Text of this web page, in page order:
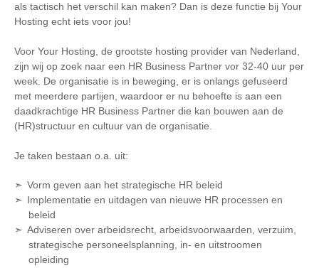
als tactisch het verschil kan maken? Dan is deze functie bij Your
Hosting echt iets voor jou!
Voor Your Hosting, de grootste hosting provider van Nederland,
zijn wij op zoek naar een HR Business Partner vor 32-40 uur per
week. De organisatie is in beweging, er is onlangs gefuseerd
met meerdere partijen, waardoor er nu behoefte is aan een
daadkrachtige HR Business Partner die kan bouwen aan de
(HR)structuur en cultuur van de organisatie.
Je taken bestaan o.a. uit:
Vorm geven aan het strategische HR beleid
Implementatie en uitdagen van nieuwe HR processen en
beleid
Adviseren over arbeidsrecht, arbeidsvoorwaarden, verzuim,
strategische personeelsplanning, in- en uitstroomen
opleiding